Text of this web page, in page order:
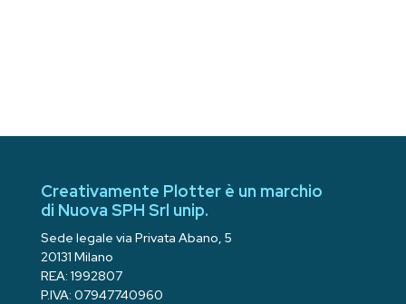
Creativamente Plotter è un marchio
di Nuova SPH Srl unip.
Sede legale via Privata Abano, 5
20131 Milano
REA: 1992807
P.IVA: 07947740960